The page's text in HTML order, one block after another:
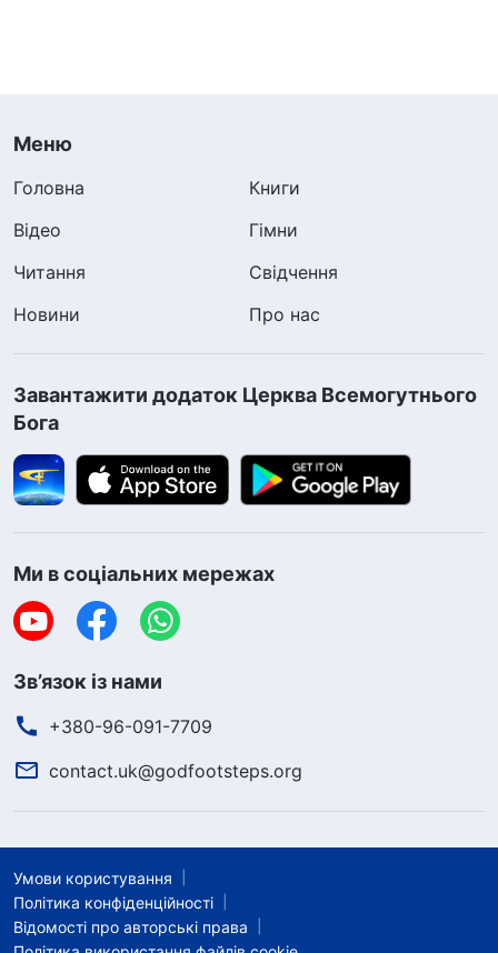
Меню
Головна
Книги
Відео
Гімни
Читання
Свідчення
Новини
Про нас
Завантажити додаток Церква Всемогутнього
Бога
Ми в соціальних мережах
Зв’язок із нами
+380-96-091-7709
contact.uk@godfootsteps.org
Умови користування
Політика конфіденційності
Відомості про авторські права